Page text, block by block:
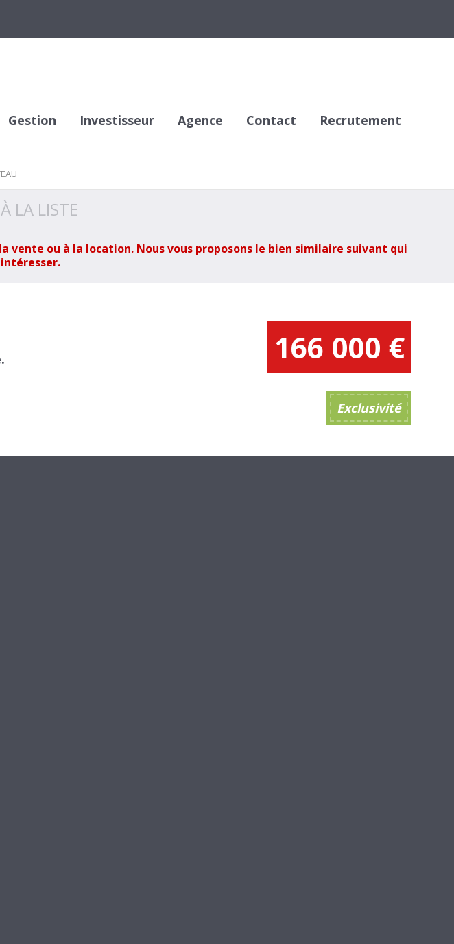
Gestion Investisseur Agence Contact Recrutement
LA LISTE
ou à la location. Nous vous proposons le bien similaire suivant qui
166 000 €
Exclusivité